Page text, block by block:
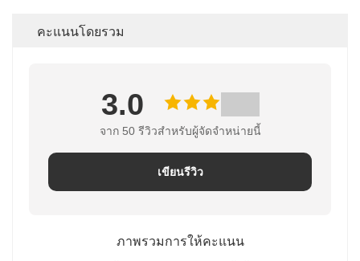
คะแนนโดยรวม
3.0
จาก 50 รีวิวสําหรับผู้จัดจําหน่ายนี้
เขียนรีวิว
ภาพรวมการให้คะแนน